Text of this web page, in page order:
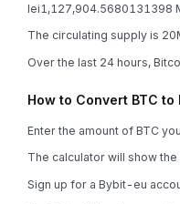
lei1,127,904.5680131398
The circulating supply is
Over the last 24 hours,
How to Convert BTC to
Enter the amount of BTC
The calculator will show the
Sign up for a Bybit-eu